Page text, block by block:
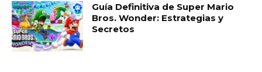
Guía Definitiva de Super Mario
Bros. Wonder: Estrategias y
Secretos